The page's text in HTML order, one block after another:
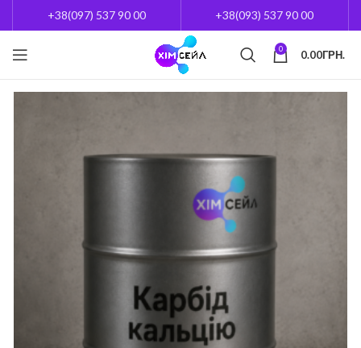
+38(097) 537 90 00 +38(093) 537 90 00
0 0.00ГРН.